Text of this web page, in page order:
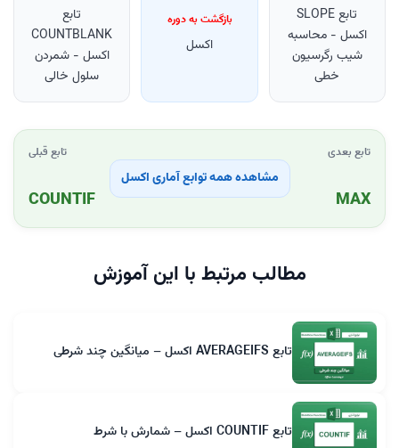
تابع SLOPE
اکسل - محاسبه
شیب رگرسیون
خطی
بازگشت به دوره
اکسل
تابع
COUNTBLANK
اکسل - شمردن
سلول خالی
تابع بعدی
MAX
مشاهده همه توابع آماری اکسل
تابع قبلی
COUNTIF
مطالب مرتبط با این آموزش
تابع AVERAGEIFS اکسل – میانگین چند شرطی
تابع COUNTIF اکسل – شمارش با شرط